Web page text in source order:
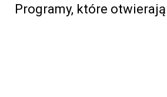
Programy, które